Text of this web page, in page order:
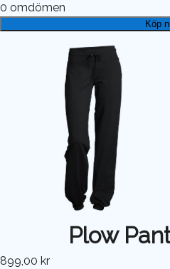
0 omdömen
Köp
Plow
899,00 kr